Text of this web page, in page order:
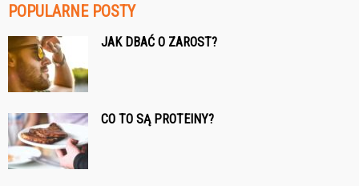
POPULARNE POSTY
JAK DBAĆ O ZAROST?
CO TO SĄ PROTEINY?